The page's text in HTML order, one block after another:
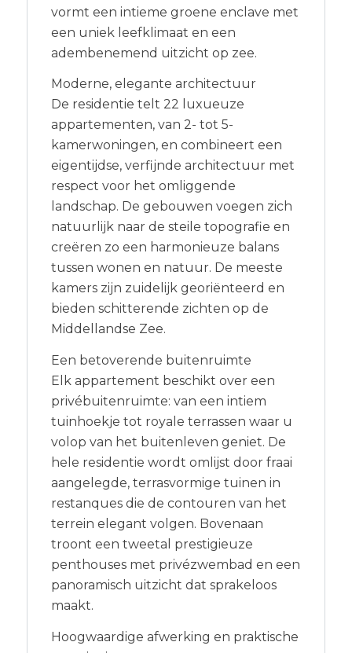
vormt een intieme groene enclave met
een uniek leefklimaat en een
adembenemend uitzicht op zee.
Moderne, elegante architectuur
De residentie telt 22 luxueuze
appartementen, van 2- tot 5-
kamerwoningen, en combineert een
eigentijdse, verfijnde architectuur met
respect voor het omliggende
landschap. De gebouwen voegen zich
natuurlijk naar de steile topografie en
creëren zo een harmonieuze balans
tussen wonen en natuur. De meeste
kamers zijn zuidelijk georiënteerd en
bieden schitterende zichten op de
Middellandse Zee.
Een betoverende buitenruimte
Elk appartement beschikt over een
privébuitenruimte: van een intiem
tuinhoekje tot royale terrassen waar u
volop van het buitenleven geniet. De
hele residentie wordt omlijst door fraai
aangelegde, terrasvormige tuinen in
restanques die de contouren van het
terrein elegant volgen. Bovenaan
troont een tweetal prestigieuze
penthouses met privézwembad en een
panoramisch uitzicht dat sprakeloos
maakt.
Hoogwaardige afwerking en praktische